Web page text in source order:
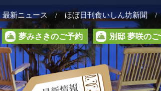
最新ニュース ほぼ日刊食いしん坊新聞
夢みさきのご予約 別邸 夢咲の